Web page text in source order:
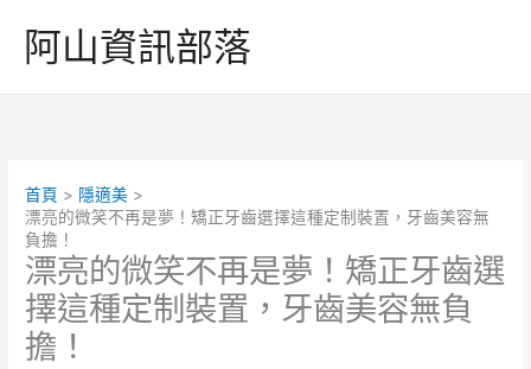
阿山資訊部落
首頁
隱適美
漂亮的微笑不再是夢！矯正牙齒選擇這種定制裝置，牙齒美容無
負擔！
漂亮的微笑不再是夢！矯正牙齒選
擇這種定制裝置，牙齒美容無負
擔！